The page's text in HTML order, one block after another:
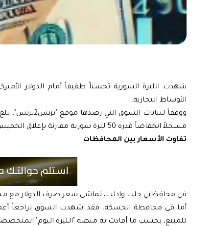
الأوساط التجارية.
مسجلاً انخفاضاً قدره 50 ليرة سورية مقارنة بإغلاق الخميس الماضي.
تفاوت الأسعار بين المحافظات
في محافظتي حلب وإدلب، تماشى سعر صرف الدولار مع مستوياته في دمشق عند 12,050
للمبيع، بحسب ما أفادت به منصة "الليرة اليوم"